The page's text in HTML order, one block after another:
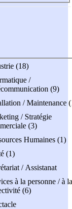
(18)
/
(9)
/ Maintenance
/ Stratégie
(3)
Humaines (1)
(1)
/ Assistanat
à la personne / à la
(6)